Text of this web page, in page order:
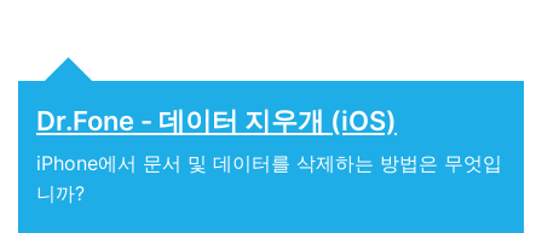
Dr.Fone - 데이터 지우개 (iOS)
iPhone에서 문서 및 데이터를 삭제하는 방법은 무엇입
니까?